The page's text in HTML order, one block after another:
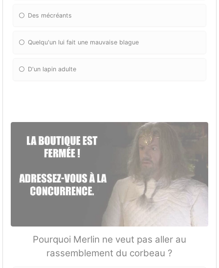
Des mécréants
Quelqu'un lui fait une mauvaise blague
D'un lapin adulte
Pourquoi Merlin ne veut pas aller au
rassemblement du corbeau ?